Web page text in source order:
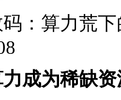
：算力荒
力成为稀缺